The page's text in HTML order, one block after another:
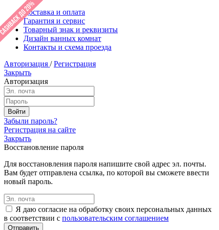
Доставка и оплата
Гарантия и сервис
Товарный знак и реквизиты
Дизайн ванных комнат
Контакты и схема проезда
Авторизация / Регистрация
Закрыть
Авторизация
Забыли пароль?
Регистрация на сайте
Закрыть
Восстановление пароля
Для восстановления пароля напишите свой адрес эл. почты.
Вам будет отправлена ссылка, по которой вы сможете ввести
новый пароль.
Я даю согласие на обработку своих персональных данных
в соответствии с пользовательским соглашением